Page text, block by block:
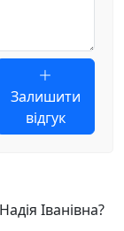
Залишити
відгук
Іванівна?